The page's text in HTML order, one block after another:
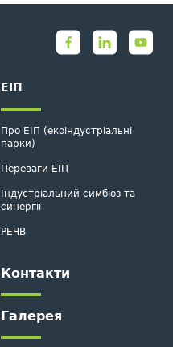
ЕІП
Про ЕІП (екоіндустріальні
парки)
Переваги ЕІП
Індустріальний симбіоз та
синергії
РЕЧВ
Контакти
Галерея